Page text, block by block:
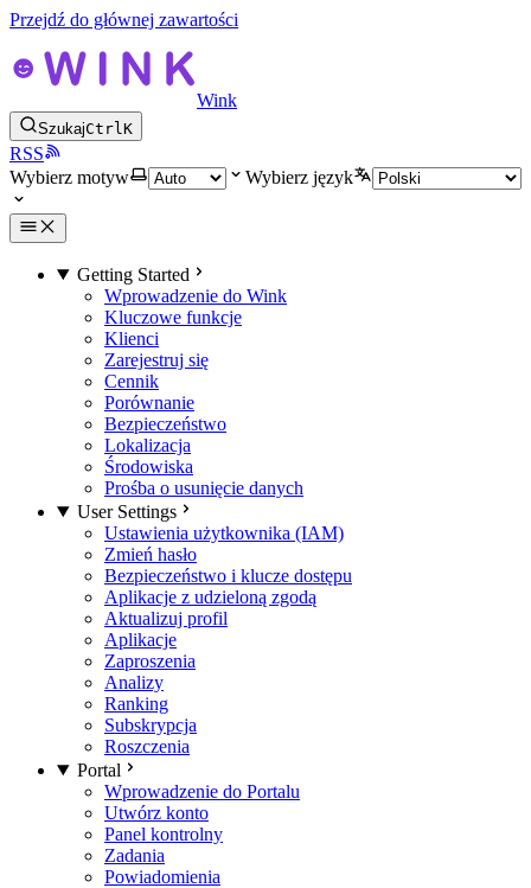
Przejdź do głównej zawartości
Wink
SzukajCtrlK
RSS
Wybierz motyw
Wybierz język
Getting Started
Wprowadzenie do Wink
Kluczowe funkcje
Klienci
Zarejestruj się
Cennik
Porównanie
Bezpieczeństwo
Lokalizacja
Środowiska
Prośba o usunięcie danych
User Settings
Ustawienia użytkownika (IAM)
Zmień hasło
Bezpieczeństwo i klucze dostępu
Aplikacje z udzieloną zgodą
Aktualizuj profil
Aplikacje
Zaproszenia
Analizy
Ranking
Subskrypcja
Roszczenia
Portal
Wprowadzenie do Portalu
Utwórz konto
Panel kontrolny
Zadania
Powiadomienia